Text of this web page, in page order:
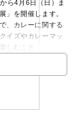
ら4月6日（日）ま
」を開催します。
、カレーに関する
イズやカレーマッ
しむこと